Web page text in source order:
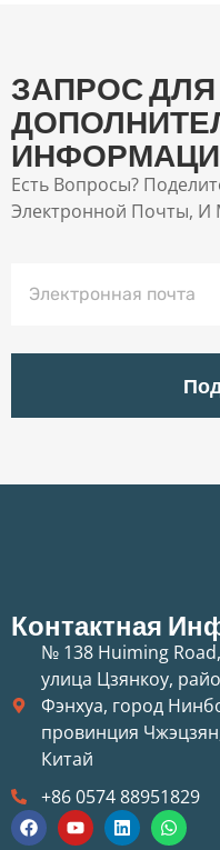
ЗАПРОС ДЛЯ
Есть Вопросы?
Электронной Почты,
Контактная
№ 138 Huiming Road,
улица Цзянкоу,
Фэнхуа, город
провинция
Китай
+86 0574 88951829